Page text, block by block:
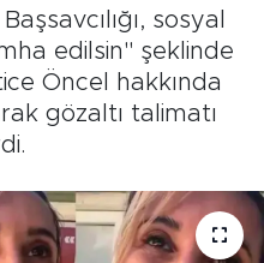
sosyal
edilsin" şeklinde
Öncel hakkında
gözaltı talimatı